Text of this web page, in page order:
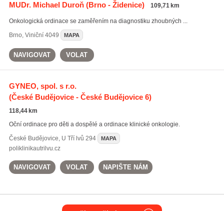
MUDr. Michael Duroň(Brno - Židenice) 109,71 km
Onkologická ordinace se zaměřením na diagnostiku zhoubných ...
Brno, Viniční 4049 MAPA
NAVIGOVAT VOLAT
GYNEO, spol. s r.o.
(České Budějovice - České Budějovice 6)
118,44 km
Oční ordinace pro děti a dospělé a ordinace klinické onkologie.
České Budějovice, U Tří lvů 294 MAPA
poliklinikautrilvu.cz
NAVIGOVAT VOLAT NAPIŠTE NÁM